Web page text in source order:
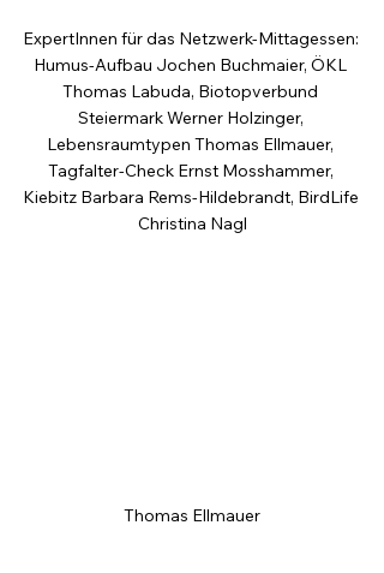
ExpertInnen für das Netzwerk-Mittagessen:
Humus-Aufbau Jochen Buchmaier, ÖKL
Thomas Labuda, Biotopverbund
Steiermark Werner Holzinger,
Lebensraumtypen Thomas Ellmauer,
Tagfalter-Check Ernst Mosshammer,
Kiebitz Barbara Rems-Hildebrandt, BirdLife
Christina Nagl
Thomas Ellmauer